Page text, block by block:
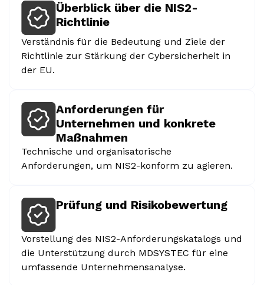
Überblick über die NIS2-
Richtlinie
Verständnis für die Bedeutung und Ziele der
Richtlinie zur Stärkung der Cybersicherheit in
der EU.
Anforderungen für
Unternehmen und konkrete
Maßnahmen
Technische und organisatorische
Anforderungen, um NIS2-konform zu agieren.
Prüfung und Risikobewertung
Vorstellung des NIS2-Anforderungskatalogs und
die Unterstützung durch MDSYSTEC für eine
umfassende Unternehmensanalyse.